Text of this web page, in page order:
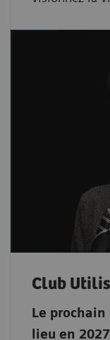
Club
Le prochain
lieu en